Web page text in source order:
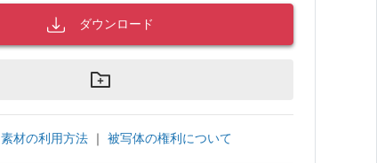
ダウンロード
素材の利用方法 ｜ 被写体の権利について